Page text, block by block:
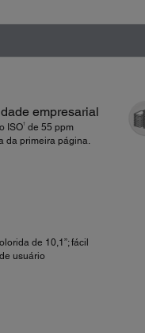
empresarial
ISO† de 55 ppm
da primeira página.
de 10,1”; fácil
usuário